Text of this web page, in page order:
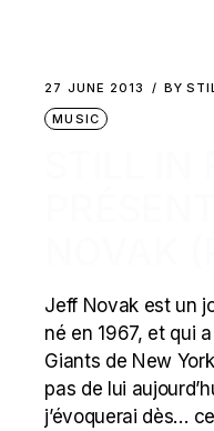
27 JUNE 2013 BY
MUSIC
Jeff Novak est un
né en 1967, et qui
Giants de New
pas de lui
j’évoquerai dès…